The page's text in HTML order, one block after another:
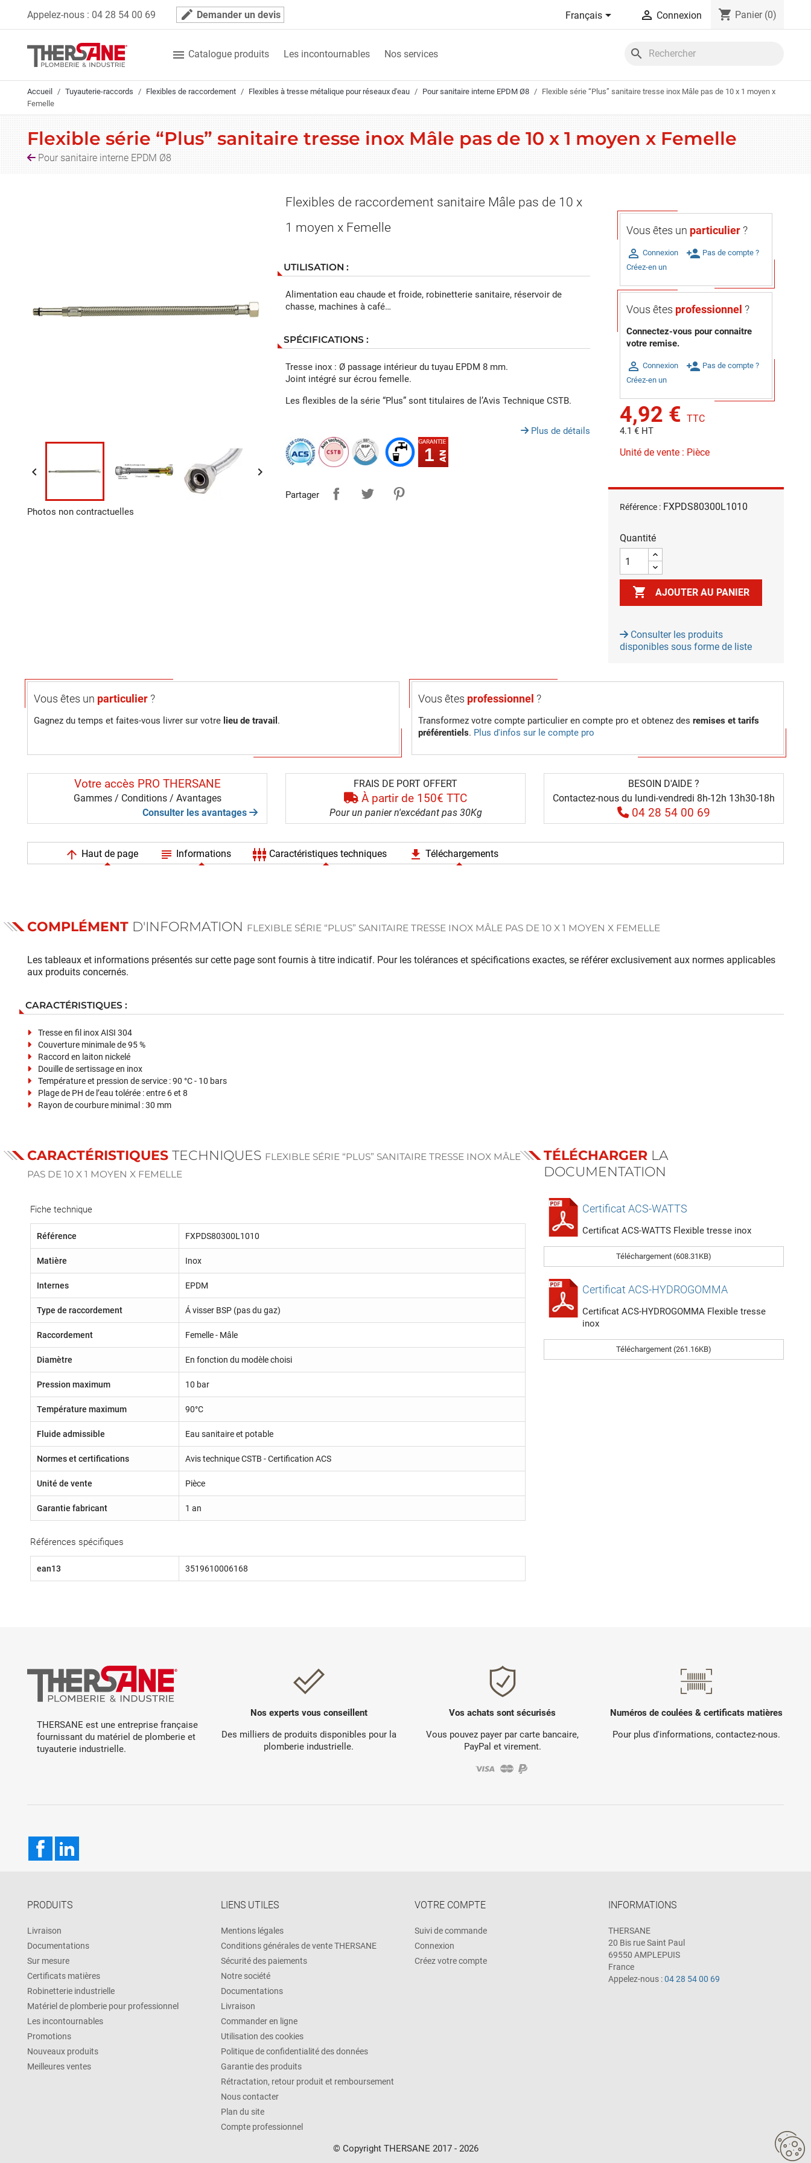
Appelez-nous : 04 28 54 00 69 mode_edit Demander un devis Français  Connexion shopping_cart Panier (0)
 Catalogue produits Les incontournables Nos services search
Accueil Tuyauterie-raccords Flexibles de raccordement Flexibles à tresse métalique pour réseaux d'eau Pour sanitaire interne EPDM Ø8
Flexible série “Plus” sanitaire tresse inox Mâle pas de 10 x 1 moyen x
Femelle
Flexible série “Plus” sanitaire tresse inox Mâle pas de 10 x 1 moyen x Femelle
Pour sanitaire interne EPDM Ø8
 
Photos non contractuelles
Flexibles de raccordement sanitaire Mâle pas de 10 x
1 moyen x Femelle
UTILISATION :
Alimentation eau chaude et froide, robinetterie sanitaire, réservoir de
chasse, machines à café…
SPÉCIFICATIONS :
Tresse inox : Ø passage intérieur du tuyau EPDM 8 mm.
Joint intégré sur écrou femelle.
Les flexibles de la série “Plus” sont titulaires de l’Avis Technique CSTB.
Plus de détails
1
Partager
Vous êtes un particulier?
 Connexion person_add Pas de compte ?
Créez-en un
Vous êtes professionnel ?
Connectez-vous pour connaitre
votre remise.
 Connexion person_add Pas de compte ?
Créez-en un
4,92 € TTC
4.1 € HT
Unité de vente : Pièce
Référence : FXPDS80300L1010
Quantité
 AJOUTER AU PANIER
Consulter les produits
disponibles sous forme de liste
Vous êtes un particulier?
Gagnez du temps et faites-vous livrer sur votre lieu de travail .
Vous êtes professionnel ?
Transformez votre compte particulier en compte pro et obtenez des remises et tarifs
préférentiels. Plus d'infos sur le compte pro
Votre accès PRO THERSANE
Gammes / Conditions / Avantages
Consulter les avantages
FRAIS DE PORT OFFERT
À partir de 150€ TTC
Pour un panier n'excédant pas 30Kg
BESOIN D'AIDE ?
Contactez-nous du lundi-vendredi 8h-12h 13h30-18h
04 28 54 00 69
arrow_upward Haut de page subject Informations settings_input_component Caractéristiques techniques file_download Téléchargements
COMPLÉMENT D'INFORMATION FLEXIBLE SÉRIE “PLUS” SANITAIRE TRESSE INOX MÂLE PAS DE 10 X 1 MOYEN X FEMELLE
Les tableaux et informations présentés sur cette page sont fournis à titre indicatif. Pour les tolérances et spécifications exactes, se référer exclusivement aux normes applicables
aux produits concernés.
CARACTÉRISTIQUES :
Tresse en fil inox AISI 304
Couverture minimale de 95 %
Raccord en laiton nickelé
Douille de sertissage en inox
Température et pression de service : 90 °C - 10 bars
Plage de PH de l’eau tolérée : entre 6 et 8
Rayon de courbure minimal : 30 mm
CARACTÉRISTIQUES TECHNIQUES FLEXIBLE SÉRIE “PLUS” SANITAIRE TRESSE INOX MÂLE
PAS DE 10 X 1 MOYEN X FEMELLE
Fiche technique
Référence FXPDS80300L1010
Matière Inox
Internes EPDM
Type de raccordement Á visser BSP (pas du gaz)
Raccordement Femelle - Mâle
Diamètre En fonction du modèle choisi
Pression maximum 10 bar
Température maximum 90°C
Fluide admissible Eau sanitaire et potable
Normes et certifications Avis technique CSTB - Certification ACS
Unité de vente Pièce
Garantie fabricant 1 an
Références spécifiques
ean13 3519610006168
TÉLÉCHARGER LA
DOCUMENTATION
Certificat ACS-WATTS
Certificat ACS-WATTS Flexible tresse inox
Téléchargement (608.31KB)
Certificat ACS-HYDROGOMMA
Certificat ACS-HYDROGOMMA Flexible tresse
inox
Téléchargement (261.16KB)
THERSANE est une entreprise française
fournissant du matériel de plomberie et
tuyauterie industrielle.
Nos experts vous conseillent
Des milliers de produits disponibles pour la
plomberie industrielle.
Vos achats sont sécurisés
Vous pouvez payer par carte bancaire,
PayPal et virement.
Numéros de coulées & certificats matières
Pour plus d'informations, contactez-nous.
Facebook
PRODUITS
Livraison
Documentations
Sur mesure
Certificats matières
Robinetterie industrielle
Matériel de plomberie pour professionnel
Les incontournables
Promotions
Nouveaux produits
Meilleures ventes
LIENS UTILES
Mentions légales
Conditions générales de vente THERSANE
Sécurité des paiements
Notre société
Documentations
Livraison
Commander en ligne
Utilisation des cookies
Politique de confidentialité des données
Garantie des produits
Rétractation, retour produit et remboursement
Nous contacter
Plan du site
Compte professionnel
VOTRE COMPTE
Suivi de commande
Connexion
Créez votre compte
INFORMATIONS
THERSANE
20 Bis rue Saint Paul
69550 AMPLEPUIS
France
Appelez-nous :04 28 54 00 69
© Copyright THERSANE 2017 - 2026